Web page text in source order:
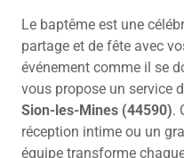
Le baptême est une
partage et de fête avec
événement comme il se
vous propose un service
Sion-les-Mines (44590).
réception intime ou un
équipe transforme